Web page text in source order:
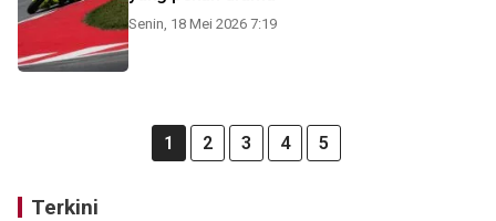
Senin, 18 Mei 2026 7:19
1 2 3 4 5
Terkini